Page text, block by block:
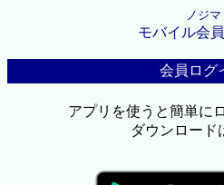
ノジマ
モバイル会
会員ログ
アプリを使うと簡単に
ダウンロード